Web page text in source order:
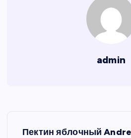
admin
Пектин яблочный